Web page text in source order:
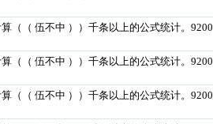
算（（ 伍不中 ））千条以上的公式统计。9200
算（（ 伍不中 ））千条以上的公式统计。9200
算（（ 伍不中 ））千条以上的公式统计。9200